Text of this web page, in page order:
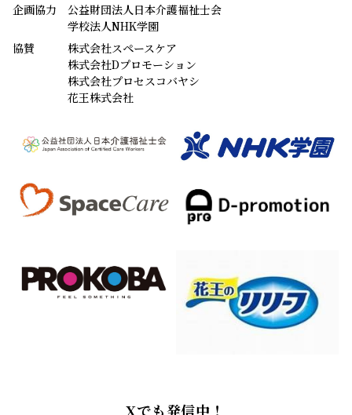
企画協力
公益財団法人日本介護福祉士会
学校法人NHK学園
協賛
株式会社スペースケア
株式会社Dプロモーション
株式会社プロセスコバヤシ
花王株式会社
Xでも発信中！